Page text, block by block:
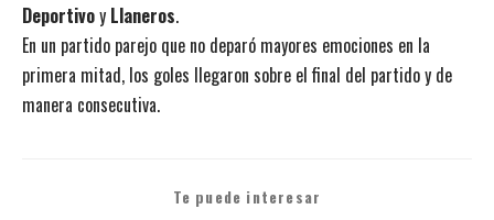
Deportivoy Llaneros.
En un partido parejo que no deparó mayores emociones en la
primera mitad, los goles llegaron sobre el final del partido y de
manera consecutiva.
Te puede interesar